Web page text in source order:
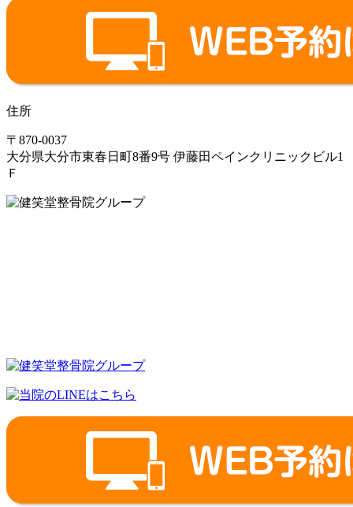
住所
〒870-0037
大分県大分市東春日町8番9号 伊藤田ペインクリニックビル1
Ｆ